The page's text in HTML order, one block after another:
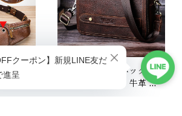
大容
メン
レザー
本革ショルダーバッグ 本
革 大容量 メンズ 牛革 オ
イルレザー アウトドア 旅
ショップに質問する